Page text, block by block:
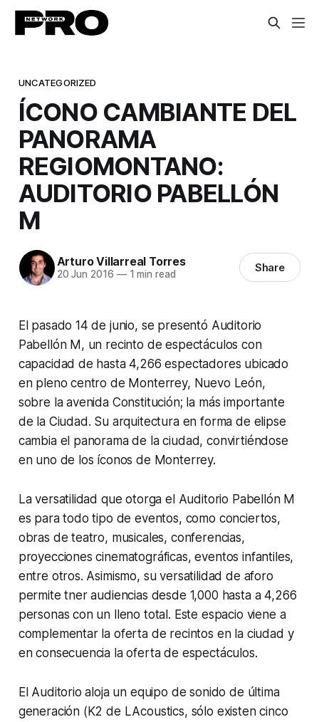
UNCATEGORIZED
ÍCONO CAMBIANTE DEL
PANORAMA
REGIOMONTANO:
AUDITORIO PABELLÓN
M
Arturo Villarreal Torres
20 Jun 2016 —1 min read Share
El pasado 14 de junio, se presentó Auditorio
Pabellón M, un recinto de espectáculos con
capacidad de hasta 4,266 espectadores ubicado
en pleno centro de Monterrey, Nuevo León,
sobre la avenida Constitución; la más importante
de la Ciudad. Su arquitectura en forma de elipse
cambia el panorama de la ciudad, convirtiéndose
en uno de los íconos de Monterrey.
La versatilidad que otorga el Auditorio Pabellón M
es para todo tipo de eventos, como conciertos,
obras de teatro, musicales, conferencias,
proyecciones cinematográficas, eventos infantiles,
entre otros. Asimismo, su versatilidad de aforo
permite tner audiencias desde 1,000 hasta a 4,266
personas con un lleno total. Este espacio viene a
complementar la oferta de recintos en la ciudad y
en consecuencia la oferta de espectáculos.
El Auditorio aloja un equipo de sonido de última
generación (K2 de LAcoustics, sólo existen cinco